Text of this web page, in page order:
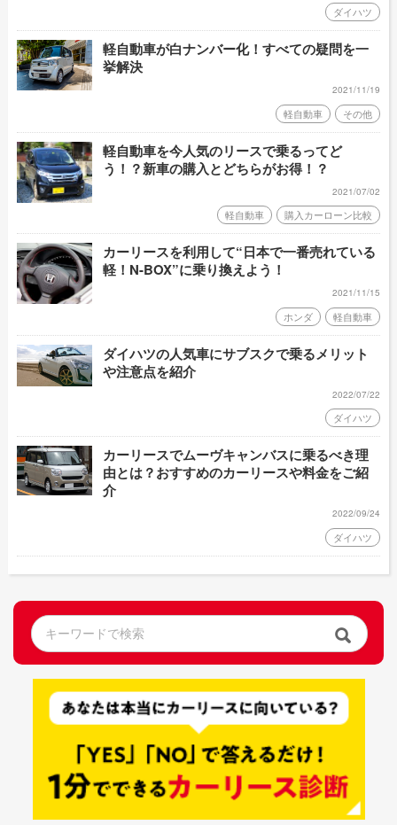
ダイハツ
軽自動車が白ナンバー化！すべての疑問を一
挙解決
2021/11/19
軽自動車 その他
軽自動車を今人気のリースで乗るってど
う！？新車の購入とどちらがお得！？
2021/07/02
軽自動車 購入カーローン比較
カーリースを利用して“日本で一番売れている
軽！N-BOX”に乗り換えよう！
2021/11/15
ホンダ 軽自動車
ダイハツの人気車にサブスクで乗るメリット
や注意点を紹介
2022/07/22
ダイハツ
カーリースでムーヴキャンバスに乗るべき理
由とは？おすすめのカーリースや料金をご紹
介
2022/09/24
ダイハツ